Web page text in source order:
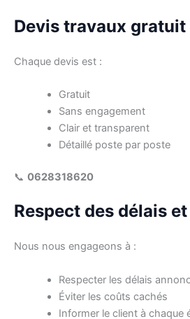
Devis travaux
Chaque devis est :
Gratuit
Sans engagement
Clair et transparent
Détaillé poste par poste
📞 0628318620
Respect des délais
Nous nous engageons à :
Respecter les délais
Éviter les coûts cachés
Informer le client à chaque